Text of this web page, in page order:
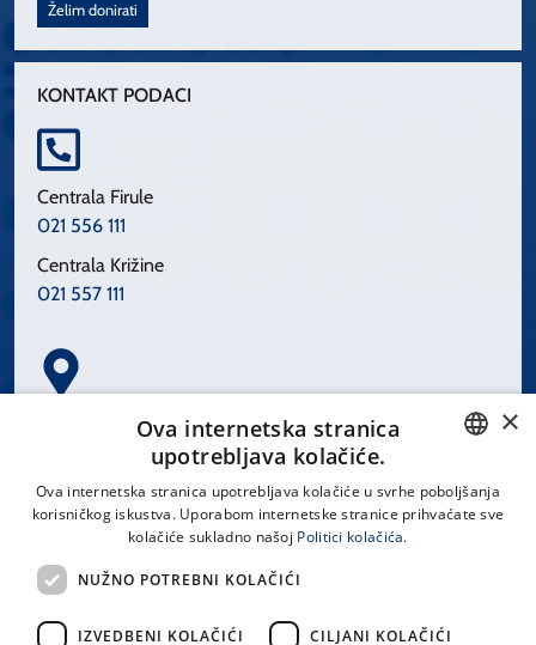
Želim donirati
KONTAKT PODACI
Centrala Firule
021 556 111
Centrala Križine
021 557 111
Spinčićeva 1, 21000 Split
LINKOVI
CROATIAN
×
Ova internetska stranica
upotrebljava kolačiće.
Ova internetska stranica upotrebljava kolačiće u svrhe poboljšanja
korisničkog iskustva. Uporabom internetske stranice prihvaćate sve
kolačiće sukladno našoj Politici kolačića.
NUŽNO POTREBNI KOLAČIĆI
IZVEDBENI KOLAČIĆI CILJANI KOLAČIĆI